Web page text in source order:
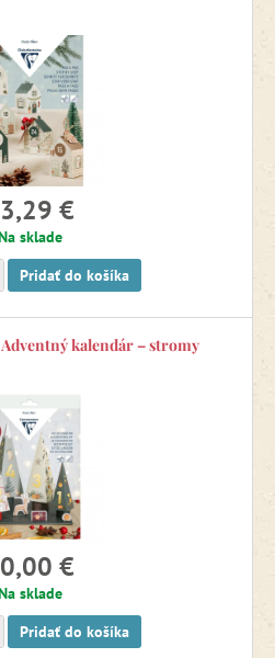
€
sklade
Pridať do košíka
kalendár – stromy
€
sklade
Pridať do košíka